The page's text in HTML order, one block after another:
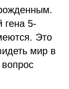
5-
Это
мир в